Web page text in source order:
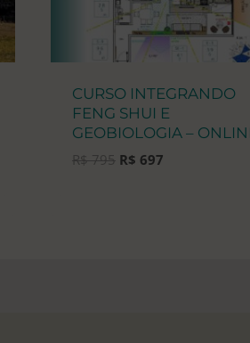
CURSO INTEGRANDO
FENG SHUI E
GEOBIOLOGIA –
R$795 O
R$ 697